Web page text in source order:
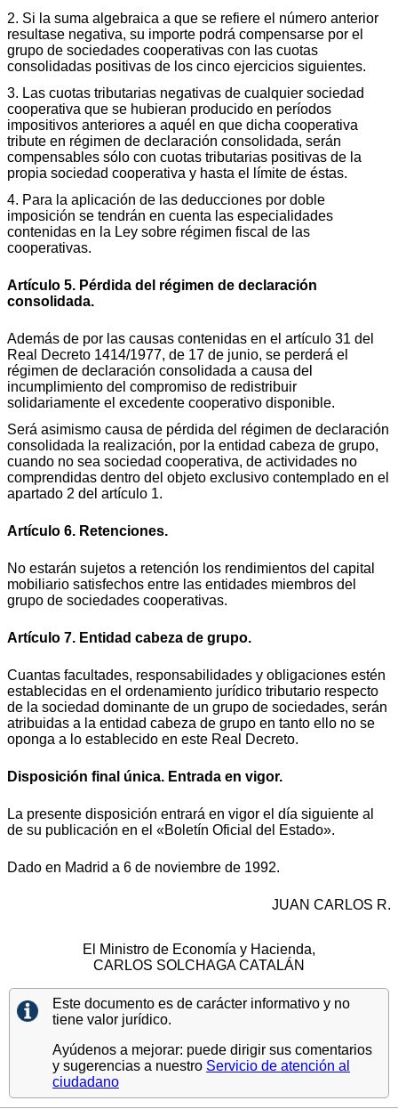
2. Si la suma algebraica a que se refiere el número anterior
resultase negativa, su importe podrá compensarse por el
grupo de sociedades cooperativas con las cuotas
consolidadas positivas de los cinco ejercicios siguientes.
3. Las cuotas tributarias negativas de cualquier sociedad
cooperativa que se hubieran producido en períodos
impositivos anteriores a aquél en que dicha cooperativa
tribute en régimen de declaración consolidada, serán
compensables sólo con cuotas tributarias positivas de la
propia sociedad cooperativa y hasta el límite de éstas.
4. Para la aplicación de las deducciones por doble
imposición se tendrán en cuenta las especialidades
contenidas en la Ley sobre régimen fiscal de las
cooperativas.
Artículo 5. Pérdida del régimen de declaración
consolidada.
Además de por las causas contenidas en el artículo 31 del
Real Decreto 1414/1977, de 17 de junio, se perderá el
régimen de declaración consolidada a causa del
incumplimiento del compromiso de redistribuir
solidariamente el excedente cooperativo disponible.
Será asimismo causa de pérdida del régimen de declaración
consolidada la realización, por la entidad cabeza de grupo,
cuando no sea sociedad cooperativa, de actividades no
comprendidas dentro del objeto exclusivo contemplado en el
apartado 2 del artículo 1.
Artículo 6. Retenciones.
No estarán sujetos a retención los rendimientos del capital
mobiliario satisfechos entre las entidades miembros del
grupo de sociedades cooperativas.
Artículo 7. Entidad cabeza de grupo.
Cuantas facultades, responsabilidades y obligaciones estén
establecidas en el ordenamiento jurídico tributario respecto
de la sociedad dominante de un grupo de sociedades, serán
atribuidas a la entidad cabeza de grupo en tanto ello no se
oponga a lo establecido en este Real Decreto.
Disposición final única. Entrada en vigor.
La presente disposición entrará en vigor el día siguiente al
de su publicación en el «Boletín Oficial del Estado».
Dado en Madrid a 6 de noviembre de 1992.
JUAN CARLOS R.
El Ministro de Economía y Hacienda,
CARLOS SOLCHAGA CATALÁN
Este documento es de carácter informativo y no
tiene valor jurídico.
Ayúdenos a mejorar: puede dirigir sus comentarios
y sugerencias a nuestro Servicio de atención al
ciudadano